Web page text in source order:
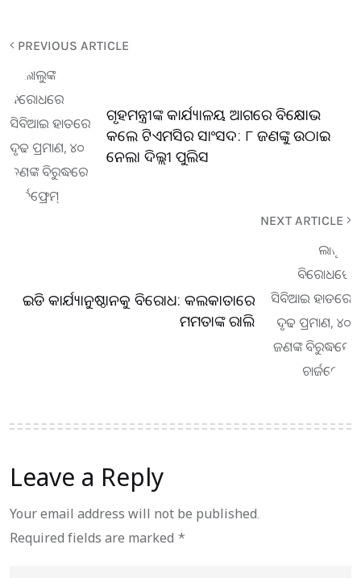
PREVIOUS ARTICLE
ଗୃହମନ୍ତ୍ରୀଙ୍କ କାର୍ଯ୍ୟାଳୟ ଆଗରେ ବିକ୍ଷୋଭ
କଲେ ଟିଏମସିର ସାଂସଦ: ୮ ଜଣଙ୍କୁ ଉଠାଇ
ନେଲା ଦିଲ୍ଲୀ ପୁଲିସ
NEXT ARTICLE
ଇଡି କାର୍ଯ୍ୟାନୁଷ୍ଠାନକୁ ବିରୋଧ: କଲକାତାରେ
ମମତାଙ୍କ ରାଲି
Leave a Reply
Your email address will not be published.
Required fields are marked *